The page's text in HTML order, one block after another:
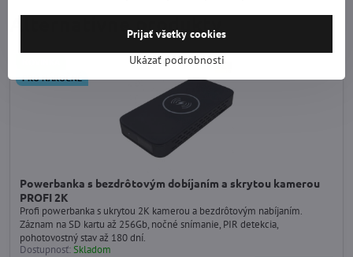
Alternatívne produkty
Powerbanka s bezdrôtovým dobíjaním a skrytou kamerou
PROFI 2K
PRO NÁROČNÉ
Profi powerbanka s ukrytou 2K kamerou a bezdrôtovým nabíjaním.
Záznam na SD kartu až 256Gb, nočné snímanie, PIR detekcia,
pohotovostný stav až 180 dní.
Dostupnosť:Skladom
Ukázať podrobnosti
Prijať všetky cookies